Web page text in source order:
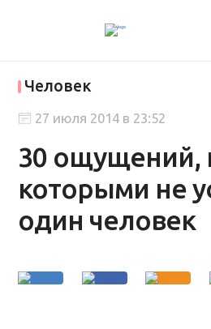
Человек
30 ощущений,
которыми не
один человек
27 июля 2014 в 23:52